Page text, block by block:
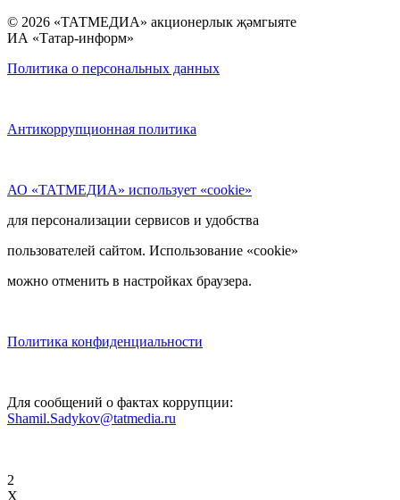
© 2026 «ТАТМЕДИА» акционерлык җәмгыяте
ИА «Татар-информ»
Политика о персональных данных
Антикоррупционная политика
АО «ТАТМЕДИА» использует «cookie»
для персонализации сервисов и удобства
пользователей сайтом. Использование «cookie»
можно отменить в настройках браузера.
Политика конфиденциальности
Для сообщений о фактах коррупции:
Shamil.Sadykov@tatmedia.ru
2
X